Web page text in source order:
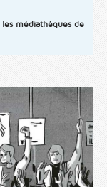
les médiathèques de